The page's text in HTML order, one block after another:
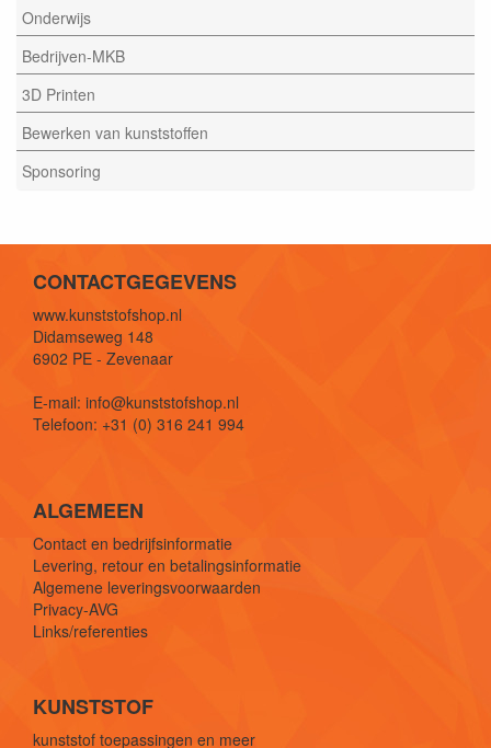
Onderwijs
Bedrijven-MKB
3D Printen
Bewerken van kunststoffen
Sponsoring
CONTACTGEGEVENS
www.kunststofshop.nl
Didamseweg 148
6902 PE - Zevenaar
E-mail: info@kunststofshop.nl
Telefoon: +31 (0) 316 241 994
ALGEMEEN
Contact en bedrijfsinformatie
Levering, retour en betalingsinformatie
Algemene leveringsvoorwaarden
Privacy-AVG
Links/referenties
KUNSTSTOF
kunststof toepassingen en meer